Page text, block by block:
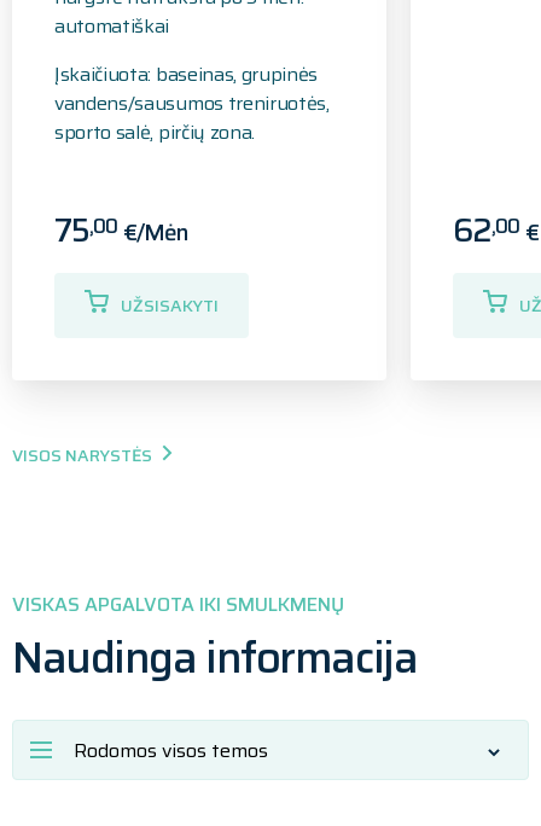
automatiškai
Įskaičiuota: baseinas, grupinės
vandens/sausumos treniruotės,
sporto salė, pirčių zona.
75,00 €/Mėn
UŽSISAKYTI
62,00 €
VISOS NARYSTĖS
VISKAS APGALVOTA IKI SMULKMENŲ
Naudinga informacija